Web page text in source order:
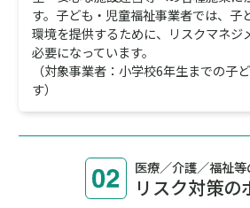
す。子ども・児童福祉事業者では、子
環境を提供するために、リスクマネジ
必要になっています。
（対象事業者：小学校6年生までの子
す）
医療／介護／福祉等
リスク対策の